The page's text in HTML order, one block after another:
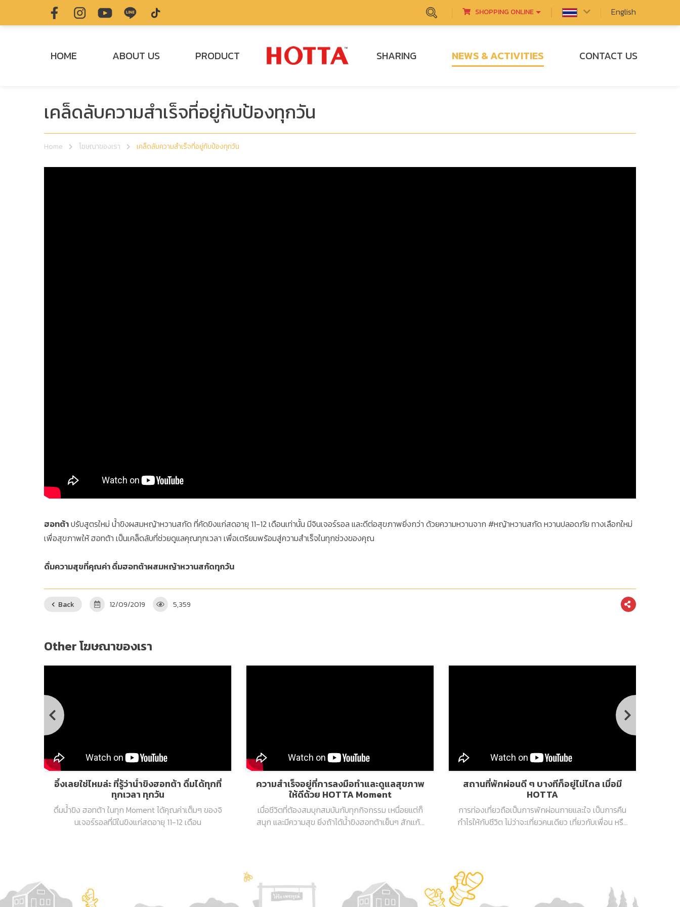
SHOPPING ONLINE English
HOME ABOUT US PRODUCT SHARING NEWS & ACTIVITIES CONTACT US
เคล็ดลับความสำเร็จที่อยู่กับป้องทุกวัน
Home โฆษณาของเรา เคล็ดลับความสำเร็จที่อยู่กับป้องทุกวัน
ฮอทต้าปรับสูตรใหม่ น้ำขิงผสมหญ้าหวานสกัด ที่คัดขิงแก่สดอายุ 11-12 เดือนเท่านั้น มีจินเจอร์รอล และดีต่อสุขภาพยิ่งกว่า ด้วยความหวานจาก #หญ้าหวานสกัด หวานปลอดภัย ทางเลือกใหม่
เพื่อสุขภาพให้ ฮอทต้า เป็นเคล็ดลับที่ช่วยดูแลคุณทุกเวลา เพื่อเตรียมพร้อมสู่ความสำเร็จในทุกช่วงของคุณ
ดื่มความสุขที่คุณค่า ดื่มฮอทต้าผสมหญ้าหวานสกัดทุกวัน
Back 12/09/2019 5,359
Other โฆษณาของเรา
อึ้งเลยใช่ไหมล่ะ ที่รู้ว่าน้ำขิงฮอทต้า ดื่มได้ทุกที่
ทุกเวลา ทุกวัน
ดื่มน้ำขิง ฮอทต้า ในทุก Moment ได้คุณค่าเต็มๆ ของจิ
นเจอร์รอลที่มีในขิงแก่สดอายุ 11-12 เดือน
ความสำเร็จอยู่ที่การลงมือทำและดูแลสุขภาพ
ให้ดีด้วย HOTTA Moment
เมื่อชีวิตที่ต้องสมบุกสมบันกับทุกกิจกรรม เหนื่อยแต่ก็
สนุก และมีความสุข ยิ่งถ้าได้น้ำขิงฮอทต้าเย็นๆ สักแก้ว
สถานที่พักผ่อนดี ๆ บางทีก็อยู่ไม่ไกล เมื่อมี
HOTTA
การท่องเที่ยวถือเป็นการพักผ่อนกายและใจ เป็นการคืน
กำไรให้กับชีวิต ไม่ว่าจะเที่ยวคนเดียว เที่ยวกับเพื่อน หรือ